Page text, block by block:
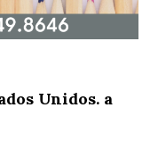
Unidos. a